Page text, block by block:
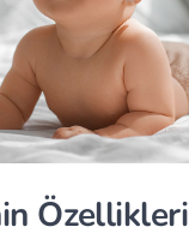
Özellikleri